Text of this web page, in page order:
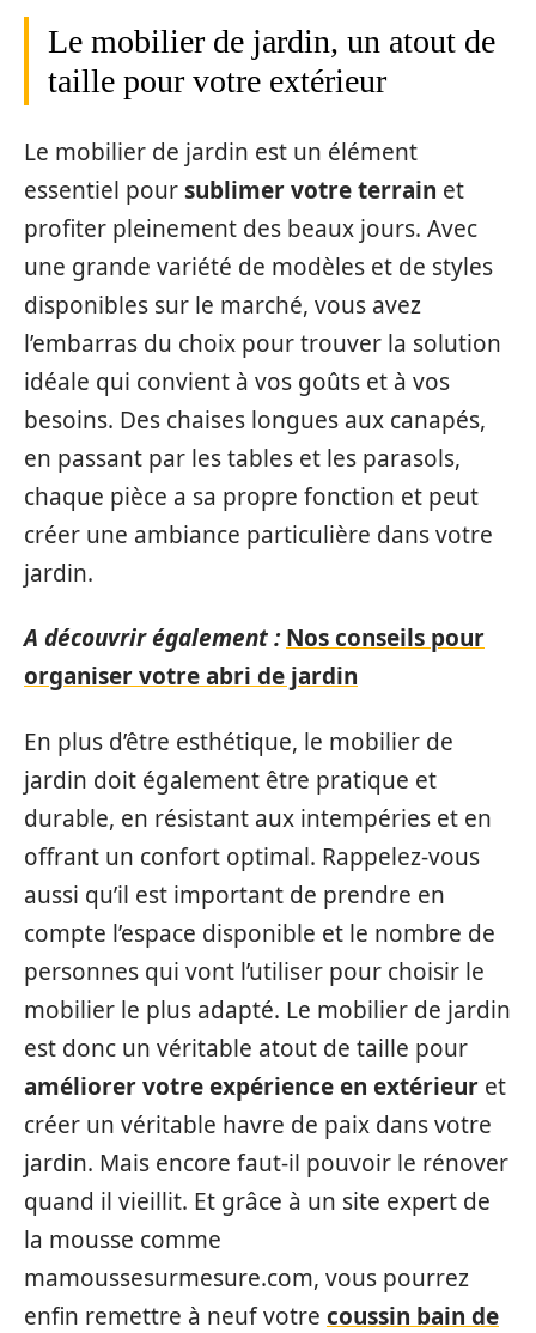
Le mobilier de jardin, un atout de
taille pour votre extérieur
Le mobilier de jardin est un élément
essentiel poursublimer votre terrain et
profiter pleinement des beaux jours. Avec
une grande variété de modèles et de styles
disponibles sur le marché, vous avez
l’embarras du choix pour trouver la solution
idéale qui convient à vos goûts et à vos
besoins. Des chaises longues aux canapés,
en passant par les tables et les parasols,
chaque pièce a sa propre fonction et peut
créer une ambiance particulière dans votre
jardin.
A découvrir également : Nos conseils pour
organiser votre abri de jardin
En plus d’être esthétique, le mobilier de
jardin doit également être pratique et
durable, en résistant aux intempéries et en
offrant un confort optimal. Rappelez-vous
aussi qu’il est important de prendre en
compte l’espace disponible et le nombre de
personnes qui vont l’utiliser pour choisir le
mobilier le plus adapté. Le mobilier de jardin
est donc un véritable atout de taille pour
améliorer votre expérience en extérieur et
créer un véritable havre de paix dans votre
jardin. Mais encore faut-il pouvoir le rénover
quand il vieillit. Et grâce à un site expert de
la mousse comme
mamoussesurmesure.com, vous pourrez
enfin remettre à neuf votre coussin bain de